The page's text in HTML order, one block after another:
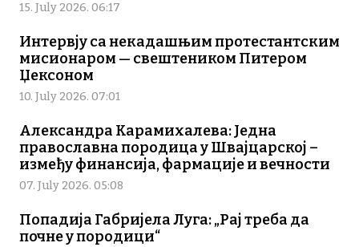
15. July 2026. 06:17
Интервју са некадашњим протестантским
мисионаром — свештеником Питером
Џексоном
10. July 2026. 07:01
Александра Карамихалева: Једна
православна породица у Швајцарској –
између финансија, фармације и вечности
07. July 2026. 05:08
Попадија Габријела Луга: „Рај треба да
почне у породици“